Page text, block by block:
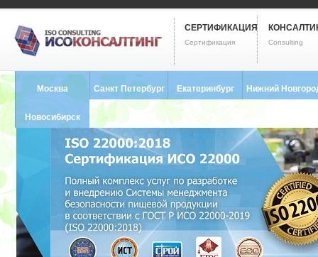
СЕРТИФИКАЦИЯ
Сертификация Consulting
Москва Санкт Петербург
8 (812) 748-2493
Екатеринбург
8 (343) 237-2593
Нижний
Новосибирск
8 (383) 227-8449